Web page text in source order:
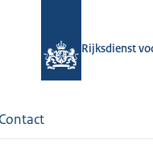
Rijksdienst
Contact